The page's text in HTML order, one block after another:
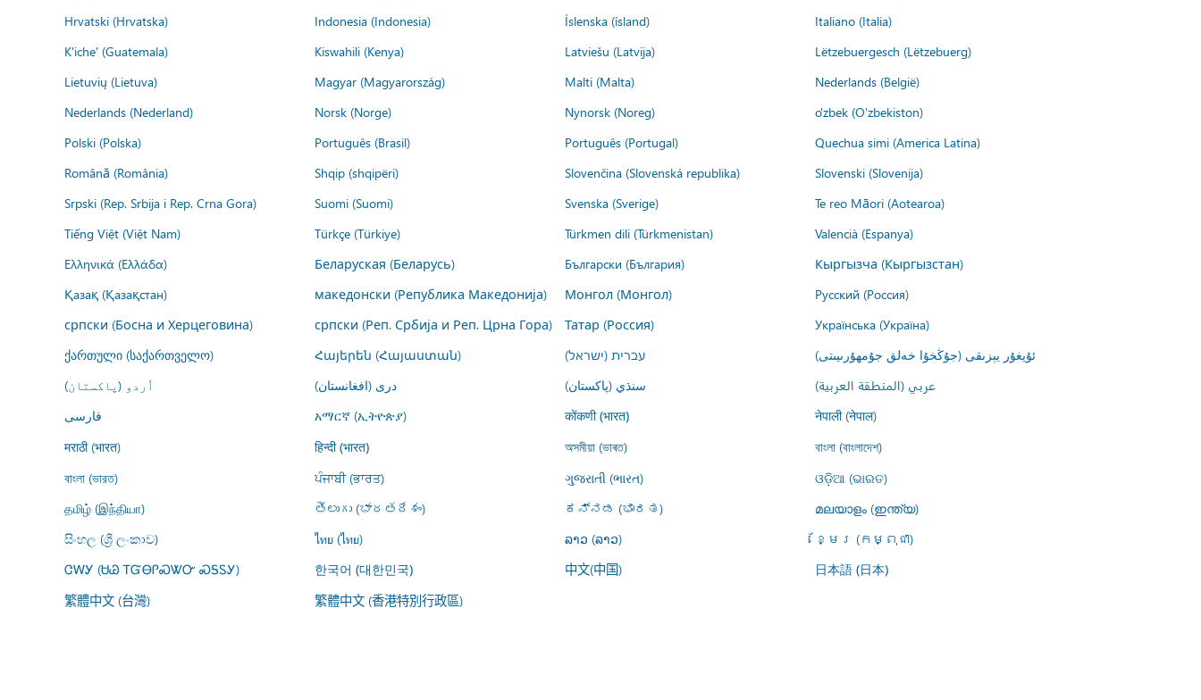
Hrvatski (Hrvatska)
Indonesia (Indonesia) Íslenska (ísland)
Italiano (Italia)
K'iche' (Guatemala)
Kiswahili (Kenya) Latviešu (Latvija)
Lëtzebuergesch (Lëtzebuerg)
Lietuvių (Lietuva)
Magyar (Magyarország) Malti (Malta)
Nederlands (België)
Nederlands (Nederland)
Norsk (Norge) Nynorsk (Noreg)
o'zbek (O'zbekiston)
Polski (Polska)
Português (Brasil) Português (Portugal)
Quechua simi (America Latina)
Română (România)
Shqip (shqipëri) Slovenčina (Slovenská republika)
Slovenski (Slovenija)
Srpski (Rep. Srbija i Rep. Crna Gora)
Suomi (Suomi) Svenska (Sverige)
Te reo Māori (Aotearoa)
Tiếng Việt (Việt Nam)
Türkçe (Türkiye) Türkmen dili (Türkmenistan)
Valencià (Espanya)
Ελληνικά (Ελλάδα)
Беларуская (Беларусь) Български (България)
Кыргызча (Кыргызстан)
Қазақ (Қазақстан)
македонски (Република Македонија) Монгол (Монгол)
Русский (Россия)
српски (Босна и Херцеговина)
српски (Реп. Србија и Реп. Црна Гора) Татар (Россия)
Українська (Україна)
ქართული (საქართველო)
Հայերեն (Հայաստան) עברית (ישראל)
ئۇيغۇر يېزىقى (جۇڭخۇا خەلق جۇمھۇرىيىتى)
اُردو (پاکستان)
درى (افغانستان) سنڌي (پاکستان)
عربي (المنطقة العربية)
فارسى
አማርኛ (ኢትዮጵያ) कोंकणी (भारत)
नेपाली (नेपाल)
मराठी (भारत)
हिन्दी (भारत) অসমীয়া (ভাৰত)
বাংলা (বাংলাদেশ)
বাংলা (ভারত)
ਪੰਜਾਬੀ (ਭਾਰਤ) ગુજરાતી (ભારત)
ଓଡ଼ିଆ (ଭାରତ)
தமிழ் (இந்தியா)
తెలుగు (భారతదేశం) ಕನ್ನಡ (ಭಾರತ)
മലയാളം (ഇന്ത്യ)
සිංහල (ශ්‍රී ලංකාව)
ไทย (ไทย) ລາວ (ລາວ)
ខ្មែរ (កម្ពុជា)
ᏣᎳᎩ (ᏌᏊ ᎢᏳᎾᎵᏍᏔᏅ ᏍᎦᏚᎩ)
한국어 (대한민국) 中文(中国) 日本語 (日本)
繁體中文 (台灣) 繁體中文 (香港特別行政區)